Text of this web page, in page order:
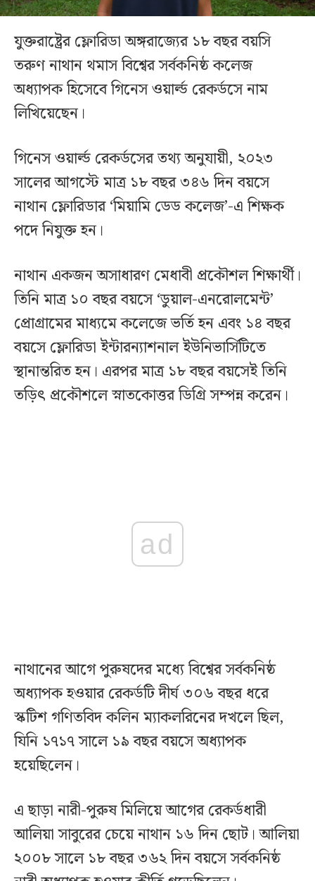
যুক্তরাষ্ট্রের ফ্লোরিডা অঙ্গরাজ্যের ১৮ বছর বয়সি
তরুণ নাথান থমাস বিশ্বের সর্বকনিষ্ঠ কলেজ
অধ্যাপক হিসেবে গিনেস ওয়ার্ল্ড রেকর্ডসে নাম
লিখিয়েছেন।
গিনেস ওয়ার্ল্ড রেকর্ডসের তথ্য অনুযায়ী, ২০২৩
সালের আগস্টে মাত্র ১৮ বছর ৩৪৬ দিন বয়সে
নাথান ফ্লোরিডার ‘মিয়ামি ডেড কলেজ’-এ শিক্ষক
পদে নিযুক্ত হন।
নাথান একজন অসাধারণ মেধাবী প্রকৌশল শিক্ষার্থী।
তিনি মাত্র ১০ বছর বয়সে ‘ডুয়াল-এনরোলমেন্ট’
প্রোগ্রামের মাধ্যমে কলেজে ভর্তি হন এবং ১৪ বছর
বয়সে ফ্লোরিডা ইন্টারন্যাশনাল ইউনিভার্সিটিতে
স্থানান্তরিত হন। এরপর মাত্র ১৮ বছর বয়সেই তিনি
তড়িৎ প্রকৌশলে স্নাতকোত্তর ডিগ্রি সম্পন্ন করেন।
ad
নাথানের আগে পুরুষদের মধ্যে বিশ্বের সর্বকনিষ্ঠ
অধ্যাপক হওয়ার রেকর্ডটি দীর্ঘ ৩০৬ বছর ধরে
স্কটিশ গণিতবিদ কলিন ম্যাকলরিনের দখলে ছিল,
যিনি ১৭১৭ সালে ১৯ বছর বয়সে অধ্যাপক
হয়েছিলেন।
এ ছাড়া নারী-পুরুষ মিলিয়ে আগের রেকর্ডধারী
আলিয়া সাবুরের চেয়ে নাথান ১৬ দিন ছোট। আলিয়া
২০০৮ সালে ১৮ বছর ৩৬২ দিন বয়সে সর্বকনিষ্ঠ